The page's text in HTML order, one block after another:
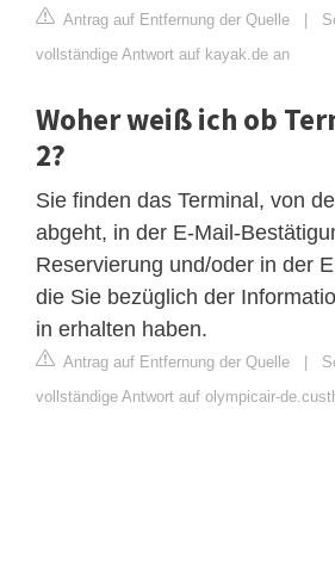
Antrag auf Entfernung der Quelle |
vollständige Antwort auf kayak.de an
Woher weiß ich ob
2?
Sie finden das Terminal, von
abgeht, in der E-Mail-
Reservierung und/oder in der
die Sie bezüglich der
in erhalten haben.
Antrag auf Entfernung der Quelle |
vollständige Antwort auf olympicair-